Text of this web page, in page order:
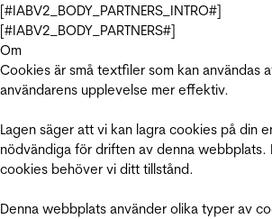
[#IABV2_BODY_PARTNERS_INTRO#]
[#IABV2_BODY_PARTNERS#]
Om
Cookies är små textfiler som kan användas
användarens upplevelse mer effektiv.
Lagen säger att vi kan lagra cookies på din
nödvändiga för driften av denna webbplats.
cookies behöver vi ditt tillstånd.
Denna webbplats använder olika typer av